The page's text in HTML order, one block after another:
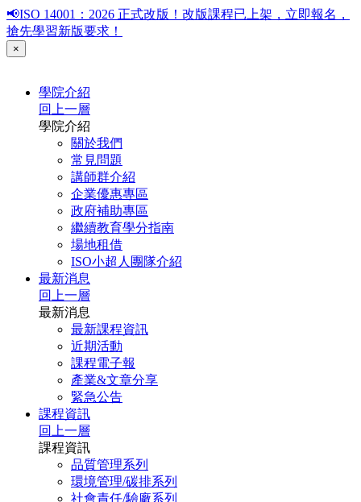
📢ISO 14001：2026 正式改版！改版課程已上架，立即報名，
搶先學習新版要求！
×
學院介紹
回上一層
學院介紹
關於我們
常見問題
講師群介紹
企業優惠專區
政府補助專區
繼續教育學分指南
場地租借
ISO小超人團隊介紹
最新消息
回上一層
最新消息
最新課程資訊
近期活動
課程電子報
產業&文章分享
緊急公告
課程資訊
回上一層
課程資訊
品質管理系列
環境管理/碳排系列
社會責任/驗廠系列